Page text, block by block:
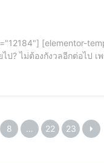
? ไม่ต้องกังวลอีกต่อไป
8 … 22 23